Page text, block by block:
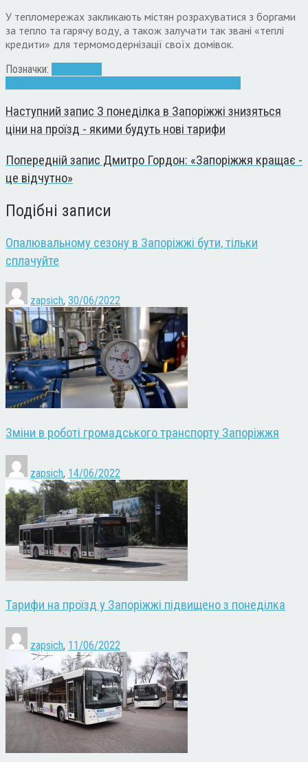
У тепломережах закликають містян розрахуватися з боргами
за тепло та гарячу воду, а також залучати так звані «теплі
кредити» для термомодернізації своїх домівок.
Позначки:
Наступний запис З понеділка в Запоріжжі знизяться
ціни на проїзд - якими будуть нові тарифи
Попередній запис Дмитро Гордон: «Запоріжжя кращає -
це відчутно»
Подібні записи
Опалювальному сезону в Запоріжжі бути, тільки
сплачуйте
zapsich, 30/06/2022
Зміни в роботі громадського транспорту Запоріжжя
zapsich, 14/06/2022
Тарифи на проїзд у Запоріжжі підвищено з понеділка
zapsich, 11/06/2022